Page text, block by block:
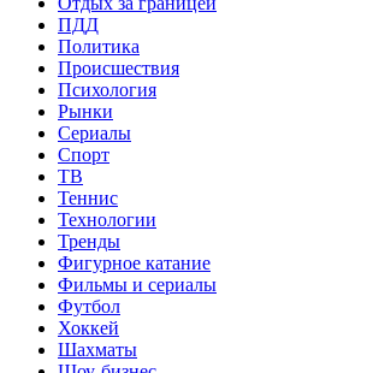
ПДД
Политика
Происшествия
Психология
Рынки
Сериалы
Спорт
ТВ
Теннис
Технологии
Тренды
Фигурное катание
Фильмы и сериалы
Футбол
Хоккей
Шахматы